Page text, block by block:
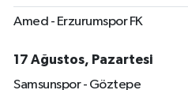
Amed - Erzurumspor FK
17 Ağustos, Pazartesi
Samsunspor - Göztepe